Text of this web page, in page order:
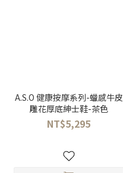
A.S.O 健康按摩系列-蠟感牛皮
雕花厚底紳士鞋-茶色
NT$5,295